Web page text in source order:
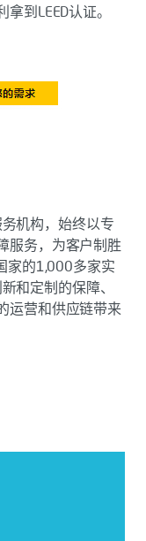
到LEED认证。
机构，始终以专
服务，为客户制胜
家的1,000多家实
和定制的保障、
运营和供应链带来